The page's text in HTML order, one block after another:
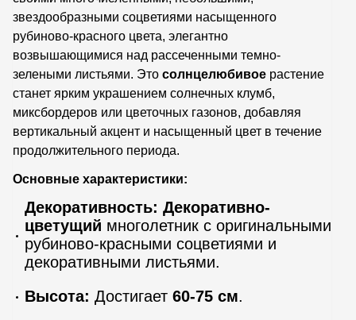
звездообразными соцветиями насыщенного
рубиново-красного цвета, элегантно
возвышающимися над рассеченными темно-
зелеными листьями. Это солнцелюбивое растение
станет ярким украшением солнечных клумб,
миксбордеров или цветочных газонов, добавляя
вертикальный акцент и насыщенный цвет в течение
продолжительного периода.
Основные характеристики:
Декоративность: Декоративно-
цветущий многолетник с оригинальными
рубиново-красными соцветиями и
декоративными листьями.
Высота: Достигает 60-75 см.